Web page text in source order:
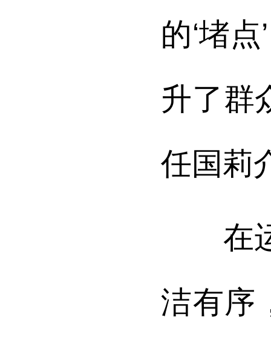
的‘堵
升了群
任国莉
在运
洁有序